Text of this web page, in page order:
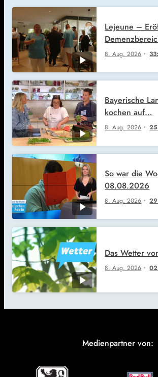
8. Aug. 2026
Lejeune –
8. Aug. 2026
Bayerische
kochen auf…
8. Aug. 2026
So war die
08.08.2026
8. Aug. 2026
Das Wetter
Medienpartner von: